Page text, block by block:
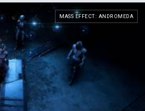
MASS EFFECT: ANDROMEDA